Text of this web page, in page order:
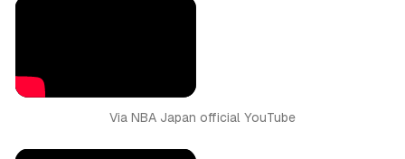
Via NBA Japan official YouTube